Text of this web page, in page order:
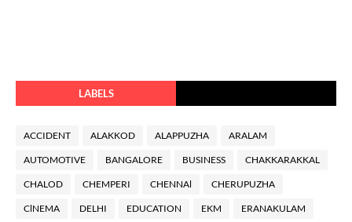
LABELS
ACCIDENT ALAKKOD ALAPPUZHA ARALAM
AUTOMOTIVE BANGALORE BUSINESS CHAKKARAKKAL
CHALOD CHEMPERI CHENNAl CHERUPUZHA
ClNEMA DELHI EDUCATION EKM ERANAKULAM